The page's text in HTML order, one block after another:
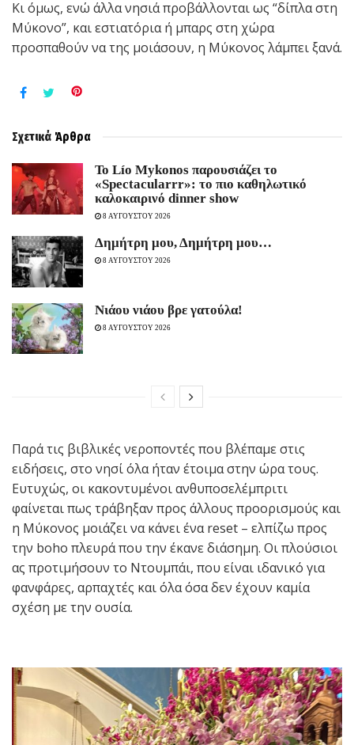
Κι όμως, ενώ άλλα νησιά προβάλλονται ως “δίπλα στη
Μύκονο”, και εστιατόρια ή μπαρς στη χώρα
προσπαθούν να της μοιάσουν, η Μύκονος λάμπει ξανά.
Σχετικά Άρθρα
Το Lío Mykonos παρουσιάζει το
«Spectacularrr»: το πιο καθηλωτικό
καλοκαιρινό dinner show
8 ΑΥΓΟΥΣΤΟΥ 2026
Δημήτρη μου, Δημήτρη μου…
8 ΑΥΓΟΥΣΤΟΥ 2026
Νιάου νιάου βρε γατούλα!
8 ΑΥΓΟΥΣΤΟΥ 2026
Παρά τις βιβλικές νεροποντές που βλέπαμε στις
ειδήσεις, στο νησί όλα ήταν έτοιμα στην ώρα τους.
Ευτυχώς, οι κακοντυμένοι ανθυποσελέμπριτι
φαίνεται πως τράβηξαν προς άλλους προορισμούς και
η Μύκονος μοιάζει να κάνει ένα reset – ελπίζω προς
την boho πλευρά που την έκανε διάσημη. Οι πλούσιοι
ας προτιμήσουν το Ντουμπάι, που είναι ιδανικό για
φανφάρες, αρπαχτές και όλα όσα δεν έχουν καμία
σχέση με την ουσία.